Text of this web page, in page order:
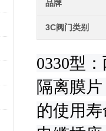
品牌
3C阀门类别
0330型
隔离膜
的使用